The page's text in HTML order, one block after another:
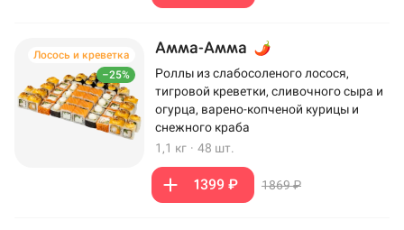
–25%
Лосось и креветка Амма-Амма
Роллы из слабосоленого лосося,
тигровой креветки, сливочного сыра и
огурца, варено-копченой курицы и
снежного краба
1,1 кг · 48 шт.
1399 ₽ 1869 ₽